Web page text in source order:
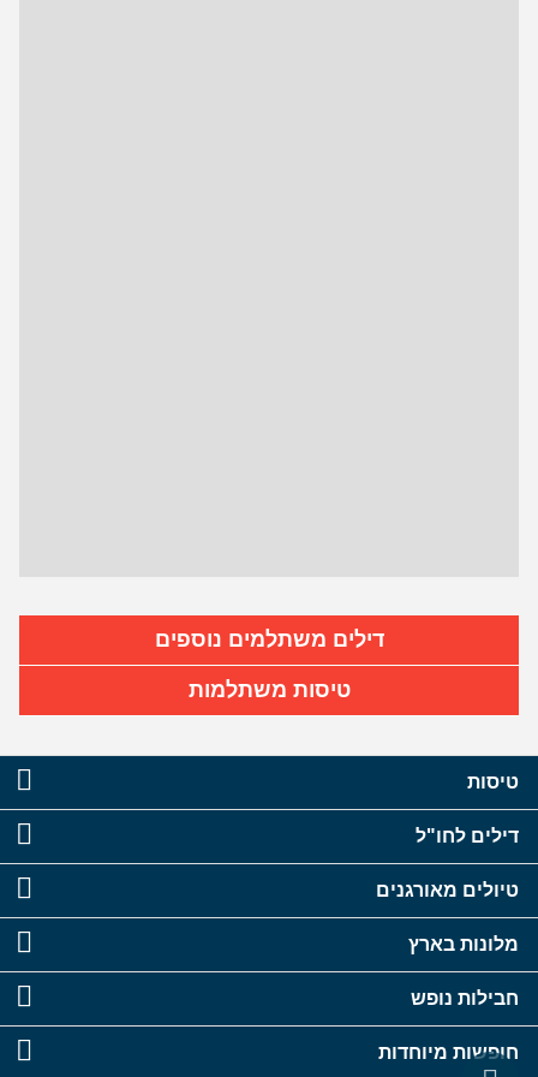
דילים משתלמים נוספים
טיסות משתלמות
טיסות
דילים לחו"ל
טיולים מאורגנים
מלונות בארץ
חבילות נופש
חופשות מיוחדות